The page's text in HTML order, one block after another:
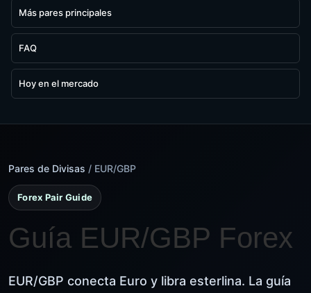
Más pares principales
FAQ
Hoy en el mercado
Pares de Divisas / EUR/GBP
Forex Pair Guide
Guía EUR/GBP Forex
EUR/GBP conecta Euro y libra esterlina. La guía